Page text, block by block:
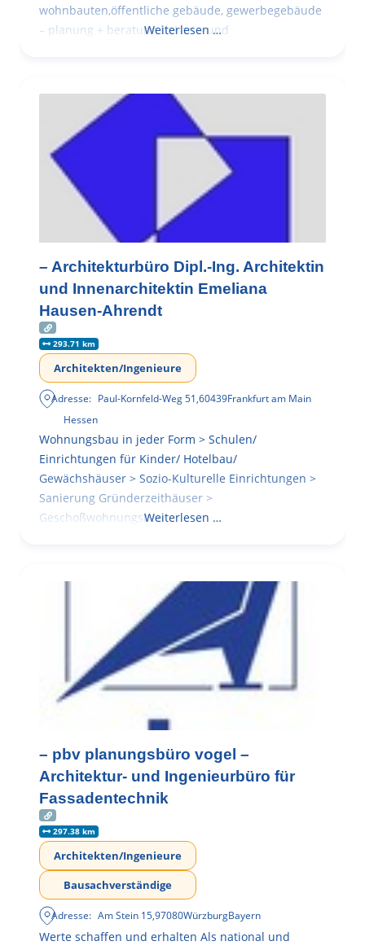
wohnbauten,öffentliche gebäude, gewerbegebäude
– planung + beratung bei an – und
Weiterlesen …
– Architekturbüro Dipl.-Ing. Architektin
und Innenarchitektin Emeliana
Hausen-Ahrendt
293.71 km
Architekten/Ingenieure
Adresse: Paul-Kornfeld-Weg 51,60439Frankfurt am Main
Hessen
Wohnungsbau in jeder Form > Schulen/
Einrichtungen für Kinder/ Hotelbau/
Gewächshäuser > Sozio-Kulturelle Einrichtungen >
Sanierung Gründerzeithäuser >
GeschoßwohnungsbauWeiterlesen …
– pbv planungsbüro vogel –
Architektur- und Ingenieurbüro für
Fassadentechnik
297.38 km
Architekten/Ingenieure
Bausachverständige
Adresse: Am Stein 15,97080WürzburgBayern
Werte schaffen und erhalten Als national und